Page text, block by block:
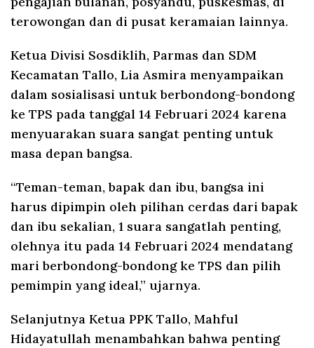
terowongan dan di pusat keramaian lainnya.
Ketua Divisi Sosdiklih, Parmas dan SDM
Kecamatan Tallo, Lia Asmira menyampaikan
dalam sosialisasi untuk berbondong-bondong
ke TPS pada tanggal 14 Februari 2024 karena
menyuarakan suara sangat penting untuk
masa depan bangsa.
“Teman-teman, bapak dan ibu, bangsa ini
harus dipimpin oleh pilihan cerdas dari bapak
dan ibu sekalian, 1 suara sangatlah penting,
olehnya itu pada 14 Februari 2024 mendatang
mari berbondong-bondong ke TPS dan pilih
pemimpin yang ideal,” ujarnya.
Selanjutnya Ketua PPK Tallo, Mahful
Hidayatullah menambahkan bahwa penting